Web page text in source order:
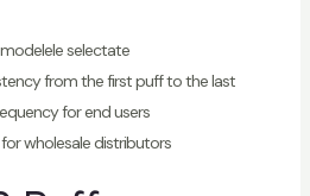
selectate
from the first puff to the last
for end users
wholesale distributors